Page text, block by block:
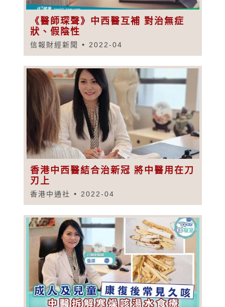
《醫師琛聲》中西醫互補 對治無症
狀、假陰性
信報財經新聞 2022-04
香港中西醫結合治新冠 將中醫用在刀
刃上
香港中通社 2022-04